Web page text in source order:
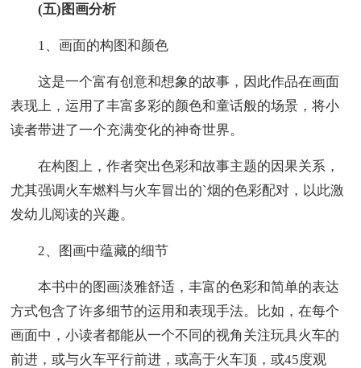
(五)图画分析
1、画面的构图和颜色
这是一个富有创意和想象的故事，因此作品在画面
表现上，运用了丰富多彩的颜色和童话般的场景，将小
读者带进了一个充满变化的神奇世界。
在构图上，作者突出色彩和故事主题的因果关系，
尤其强调火车燃料与火车冒出的`烟的色彩配对，以此激
发幼儿阅读的兴趣。
2、图画中蕴藏的细节
本书中的图画淡雅舒适，丰富的色彩和简单的表达
方式包含了许多细节的运用和表现手法。比如，在每个
画面中，小读者都能从一个不同的视角关注玩具火车的
前进，或与火车平行前进，或高于火车顶，或45度观